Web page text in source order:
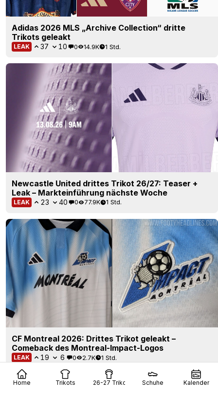
Home Trikots 26-27 Trikots Schuhe Kalender
Adidas 2026 MLS „Archive Collection“ dritte
Trikots geleakt
LEAK 37 10 0 14.9K 1 Std.
Newcastle United drittes Trikot 26/27: Teaser +
Leak – Markteinführung nächste Woche
LEAK 23 40 0 77.9K 1 Std.
CF Montreal 2026: Drittes Trikot geleakt –
Comeback des Montreal-Impact-Logos
LEAK 19 6 0 2.7K 1 Std.